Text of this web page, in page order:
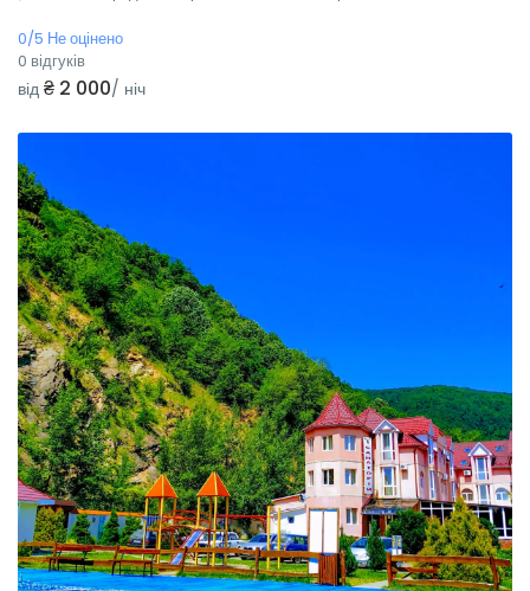
0/5 Не оцінено
0 відгуків
від ₴ 2 000/ ніч